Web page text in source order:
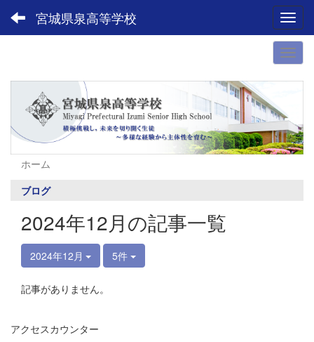
宮城県泉高等学校
ホーム
ブログ
2024年12月の記事一覧
2024年12月 5件
記事がありません。
アクセスカウンター